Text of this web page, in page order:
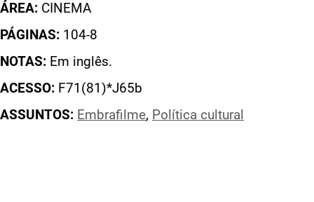
ÁREA: CINEMA
PÁGINAS: 104-8
NOTAS: Em inglês.
ACESSO: F71(81)*J65b
ASSUNTOS: Embrafilme, Política cultural